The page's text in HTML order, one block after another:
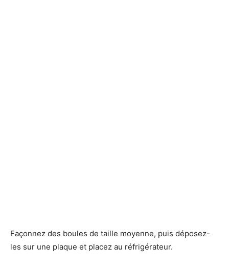
Façonnez des boules de taille moyenne, puis déposez-
les sur une plaque et placez au réfrigérateur.